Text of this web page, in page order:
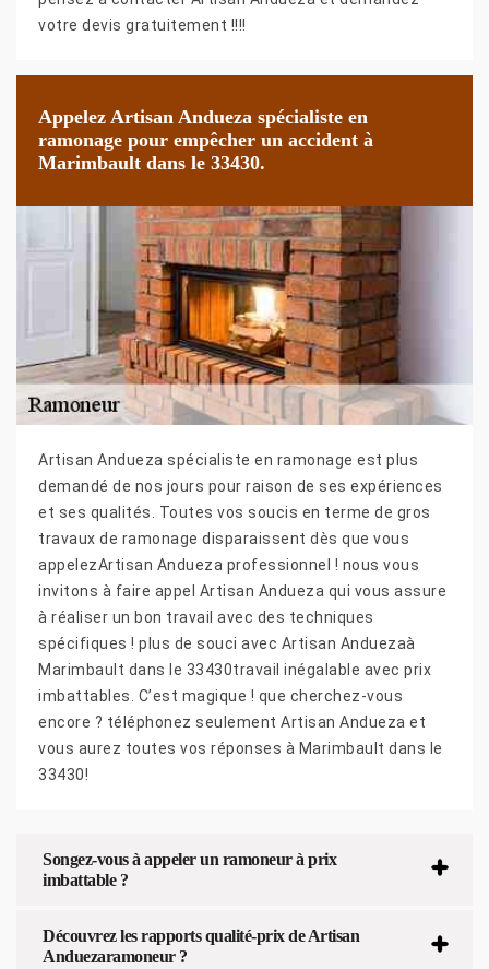
votre devis gratuitement !!!!
Appelez Artisan Andueza spécialiste en
ramonage pour empêcher un accident à
Marimbault dans le 33430.
Artisan Andueza spécialiste en ramonage est plus
demandé de nos jours pour raison de ses expériences
et ses qualités. Toutes vos soucis en terme de gros
travaux de ramonage disparaissent dès que vous
appelezArtisan Andueza professionnel ! nous vous
invitons à faire appel Artisan Andueza qui vous assure
à réaliser un bon travail avec des techniques
spécifiques ! plus de souci avec Artisan Anduezaà
Marimbault dans le 33430travail inégalable avec prix
imbattables. C’est magique ! que cherchez-vous
encore ? téléphonez seulement Artisan Andueza et
vous aurez toutes vos réponses à Marimbault dans le
33430!
Songez-vous à appeler un ramoneur à prix
imbattable ?
Découvrez les rapports qualité-prix de Artisan
Anduezaramoneur ?